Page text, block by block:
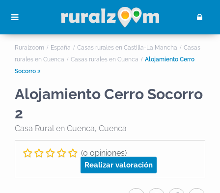
Ruralzoom España Casas rurales en Castilla-La Mancha
Casas
rurales en Cuenca
Casas rurales en Cuenca
Alojamiento Cerro
Socorro 2
Alojamiento Cerro Socorro
2
Casa Ruralen Cuenca, Cuenca
(0 opiniones)
Realizar valoración